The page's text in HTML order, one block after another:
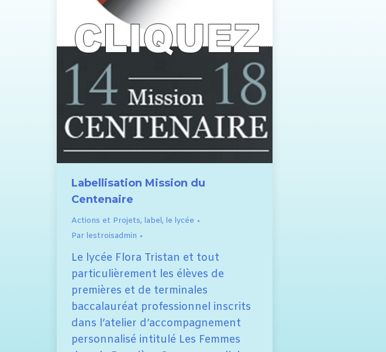
Labellisation Mission du
Centenaire
Actions et Projets, label, le lycée
Par lestroisadmin
Le lycée Flora Tristan et tout
particulièrement les élèves de
premières et de terminales
baccalauréat professionnel inscrits
dans l’atelier d’accompagnement
personnalisé intitulé Les Femmes